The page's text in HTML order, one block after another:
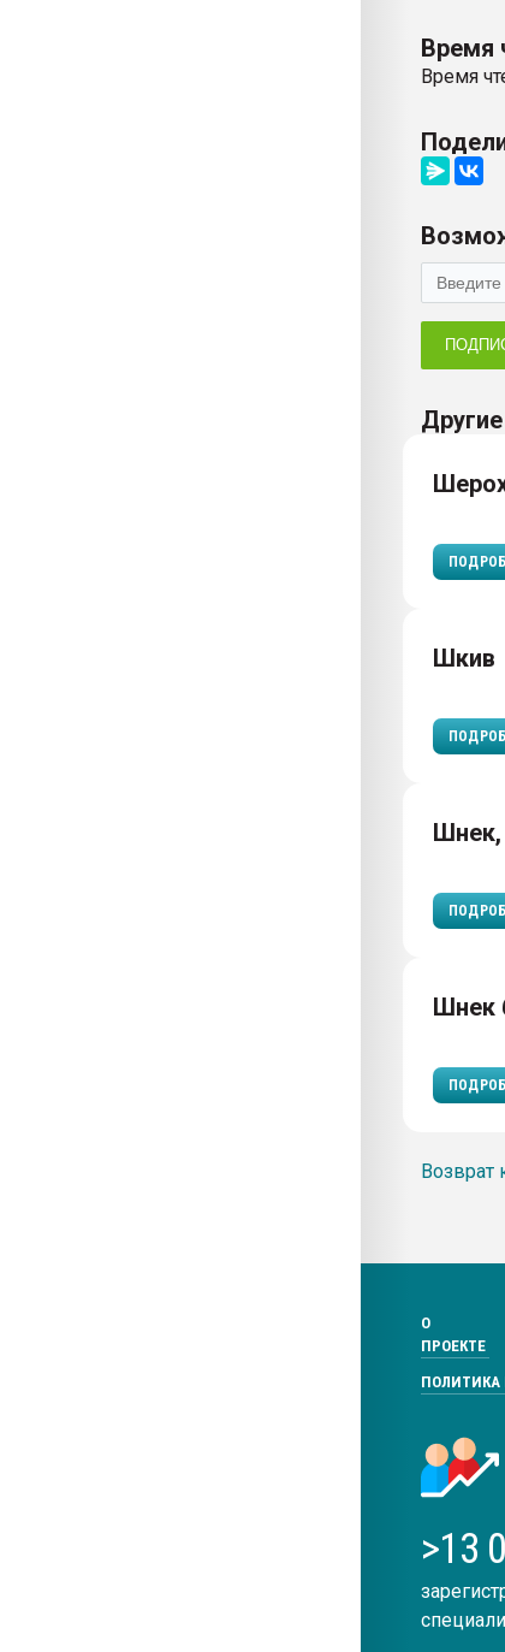
Время
Время
Шкив
Шнек
Возврат
О
ПРОЕКТЕ
ПОЛИТИКА
>13